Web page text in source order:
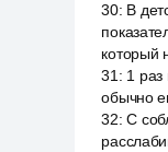
30: В
который
31 : 1 раз
обычно
32:С